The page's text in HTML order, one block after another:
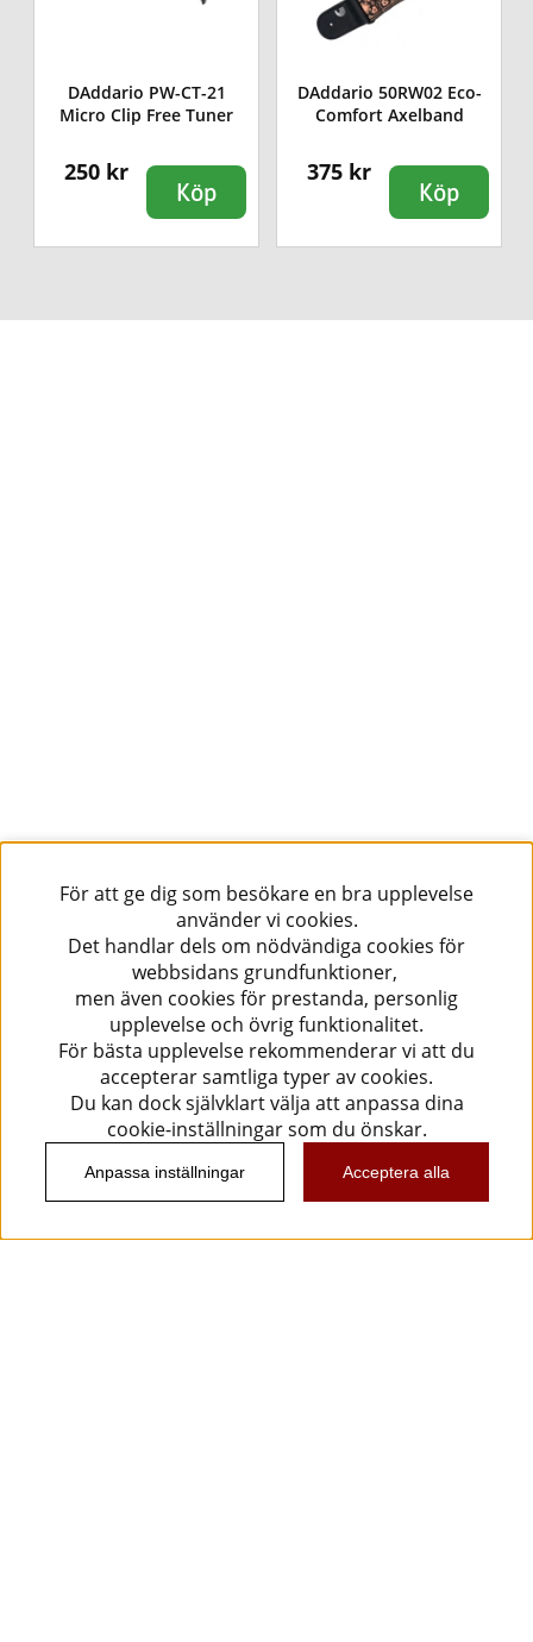
DAddario PW-CT-21
Micro Clip Free Tuner
250 kr
Köp
DAddario 50RW02 Eco-
Comfort Axelband
375 kr
Köp
För att ge dig som besökare en bra upplevelse
använder vi cookies.
Det handlar dels om nödvändiga cookies för
webbsidans grundfunktioner,
men även cookies för prestanda, personlig
upplevelse och övrig funktionalitet.
För bästa upplevelse rekommenderar vi att du
accepterar samtliga typer av cookies.
Du kan dock självklart välja att anpassa dina
cookie-inställningar som du önskar.
Anpassa inställningar Acceptera alla